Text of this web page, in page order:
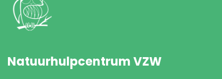
Natuurhulpcentrum VZW